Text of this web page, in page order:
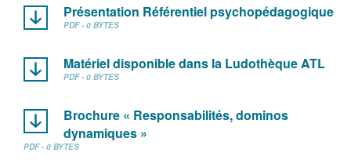
Présentation Référentiel psychopédagogique
PDF - 0 BYTES
Matériel disponible dans la Ludothèque ATL
PDF - 0 BYTES
Brochure « Responsabilités, dominos
dynamiques »
PDF - 0 BYTES